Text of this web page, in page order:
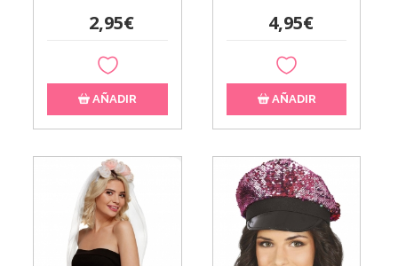
2,95€
AÑADIR
4,95€
AÑADIR